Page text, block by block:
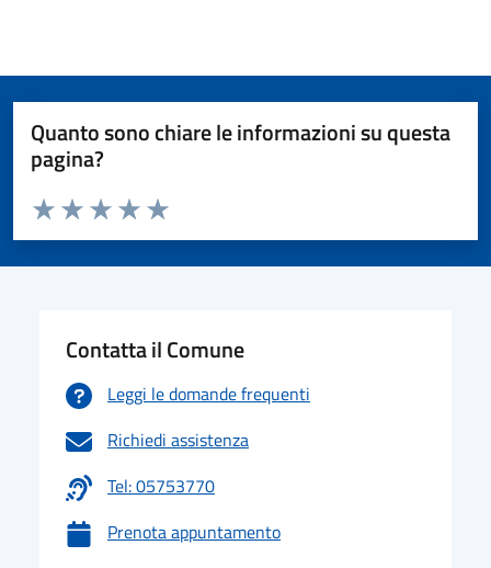
Quanto sono chiare le informazioni su questa
pagina?
Valuta da 1 a 5 stelle la pagina
Valuta 5 stelle su 5
Valuta 4 stelle su 5
Valuta 3 stelle su 5
Valuta 2 stelle su 5
Valuta 1 stelle su 5
Contatta il Comune
Leggi le domande frequenti
Richiedi assistenza
Tel: 05753770
Prenota appuntamento